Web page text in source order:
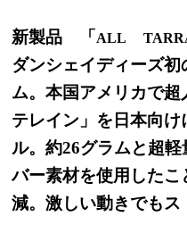
新製品 「ALL
ダンシェイディーズ
ム。本国アメリカで
テレイン」を日本向
ル。約26グラムと超
バー素材を使用した
減。激しい動きでもス